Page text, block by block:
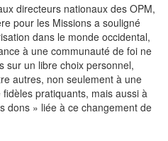
directeurs nationaux des OPM,
pour les Missions a souligné
dans le monde occidental,
à une communauté de foi ne
sur un libre choix personnel,
autres, non seulement à une
pratiquants, mais aussi à
dons » liée à ce changement de